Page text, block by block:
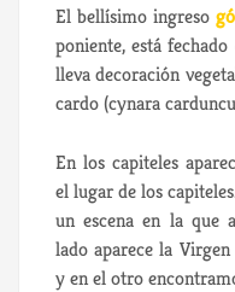
El bellísimo ingreso
poniente, está
lleva decoración
cardo (cynara
En los capiteles
el lugar de los
un escena en la que
lado aparece la
y en el otro